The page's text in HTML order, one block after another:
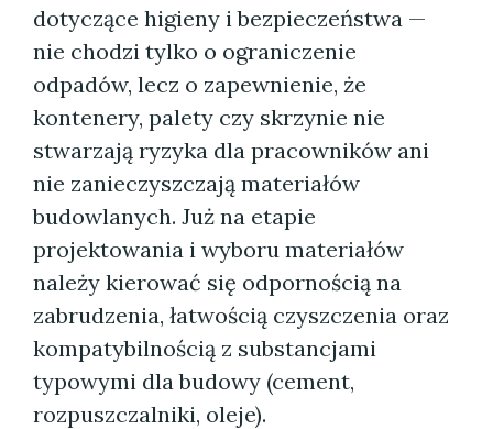
dotyczące higieny i bezpieczeństwa —
nie chodzi tylko o ograniczenie
odpadów, lecz o zapewnienie, że
kontenery, palety czy skrzynie nie
stwarzają ryzyka dla pracowników ani
nie zanieczyszczają materiałów
budowlanych. Już na etapie
projektowania i wyboru materiałów
należy kierować się odpornością na
zabrudzenia, łatwością czyszczenia oraz
kompatybilnością z substancjami
typowymi dla budowy (cement,
rozpuszczalniki, oleje).